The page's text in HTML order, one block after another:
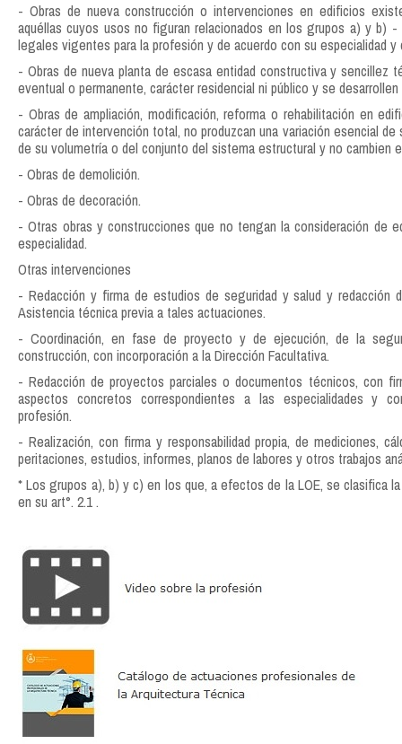
- Obras de nueva construcción o intervenciones en edificios
aquéllas cuyos usos no figuran relacionados en los grupos a) y b)
legales vigentes para la profesión y de acuerdo con su especialidad
- Obras de nueva planta de escasa entidad constructiva y sencillez
eventual o permanente, carácter residencial ni público y se
- Obras de ampliación, modificación, reforma o rehabilitación en
carácter de intervención total, no produzcan una variación esencial
de su volumetría o del conjunto del sistema estructural y no cambien
- Obras de demolición.
- Obras de decoración.
- Otras obras y construcciones que no tengan la consideración de
especialidad.
Otras intervenciones
- Redacción y firma de estudios de seguridad y salud y redacción
Asistencia técnica previa a tales actuaciones.
- Coordinación, en fase de proyecto y de ejecución, de la
construcción, con incorporación a la Dirección Facultativa.
- Redacción de proyectos parciales o documentos técnicos, con
aspectos concretos correspondientes a las especialidades y
profesión.
- Realización, con firma y responsabilidad propia, de mediciones,
peritaciones, estudios, informes, planos de labores y otros trabajos
* Los grupos a), b) y c) en los que, a efectos de la LOE, se clasifica
en su art°. 2.1 .